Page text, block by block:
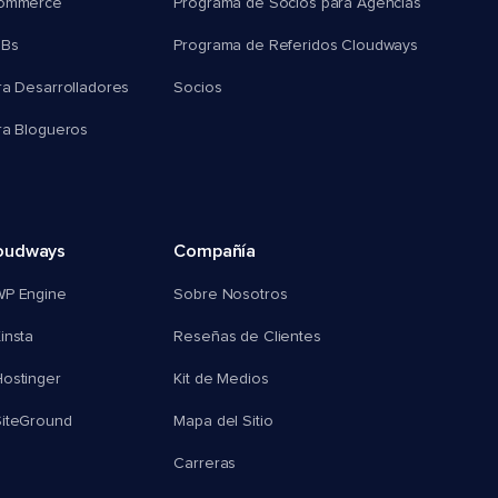
Desarrolladores
Blogueros
Programa de Socios para Agencias
Programa de Referidos Cloudways
Socios
Engine
Compañía
Sobre Nosotros
Reseñas de Clientes
Kit de Medios
Mapa del Sitio
Carreras